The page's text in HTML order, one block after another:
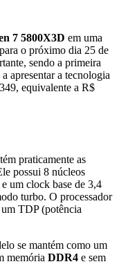
7 5800X3D em uma
o próximo dia 25 de
sendo a primeira
apresentar a tecnologia
equivalente a R$
praticamente as
possui 8 núcleos
um clock base de 3,4
turbo. O processador
TDP (potência
se mantém como um
memória DDR4 e sem